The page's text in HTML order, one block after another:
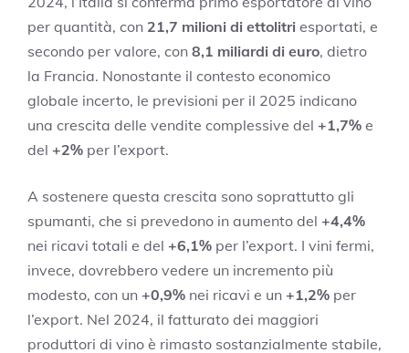
per quantità, con 21,7 milioni di ettolitri esportati, e
secondo per valore, con 8,1 miliardi di euro, dietro
la Francia. Nonostante il contesto economico
globale incerto, le previsioni per il 2025 indicano
una crescita delle vendite complessive del +1,7% e
del +2% per l’export.
A sostenere questa crescita sono soprattutto gli
spumanti, che si prevedono in aumento del +4,4%
nei ricavi totali e del +6,1% per l’export. I vini fermi,
invece, dovrebbero vedere un incremento più
modesto, con un +0,9% nei ricavi e un +1,2% per
l’export. Nel 2024, il fatturato dei maggiori
produttori di vino è rimasto sostanzialmente stabile,